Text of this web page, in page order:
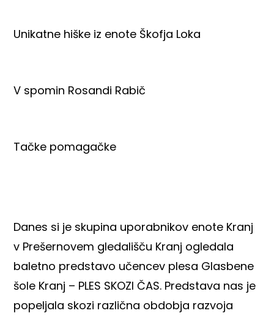
Unikatne hiške iz enote Škofja Loka
V spomin Rosandi Rabič
Tačke pomagačke
Danes si je skupina uporabnikov enote Kranj
v Prešernovem gledališču Kranj ogledala
baletno predstavo učencev plesa Glasbene
šole Kranj – PLES SKOZI ČAS. Predstava nas je
popeljala skozi različna obdobja razvoja